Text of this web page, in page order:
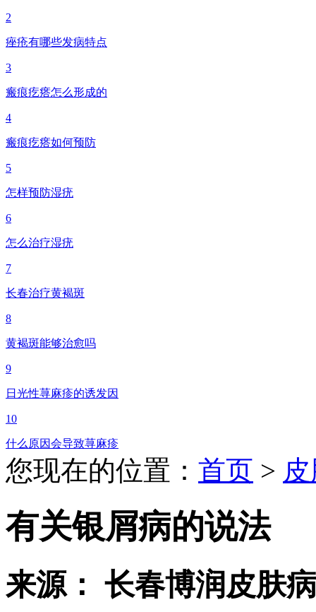
2
痤疮有哪些发病特点
3
瘢痕疙瘩怎么形成的
4
瘢痕疙瘩如何预防
5
怎样预防湿疣
6
怎么治疗湿疣
7
长春治疗黄褐斑
8
黄褐斑能够治愈吗
9
日光性荨麻疹的诱发因
10
什么原因会导致荨麻疹
您现在的位置： 首页 >
有关银屑病的说法
来源： 长春博润皮肤